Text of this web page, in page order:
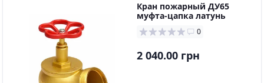
Кран пожарный ДУ65
муфта-цапка латунь
0
2 040.00 грн